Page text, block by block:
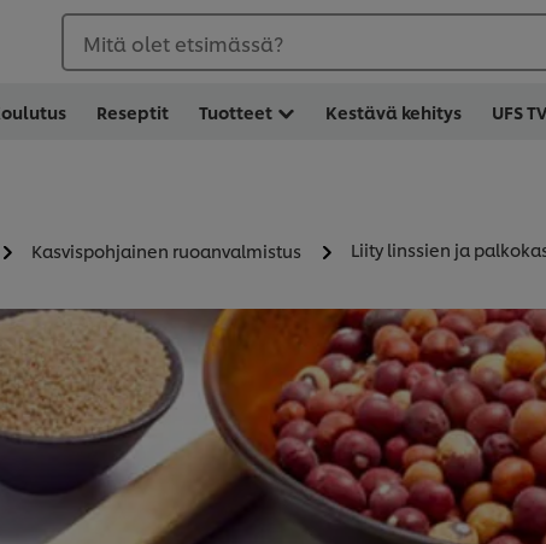
Mitä olet etsimässä?
Reseptit Tuotteet Kestävä kehitys UFS TV
Kasvispohjainen ruoanvalmistus Liity linssien ja